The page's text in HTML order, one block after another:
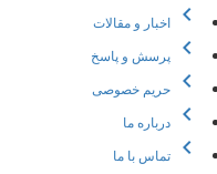
chevron_left اخبار و مقالات
chevron_left پرسش و پاسخ
chevron_left حریم خصوصی
chevron_left درباره ما
chevron_left تماس با ما